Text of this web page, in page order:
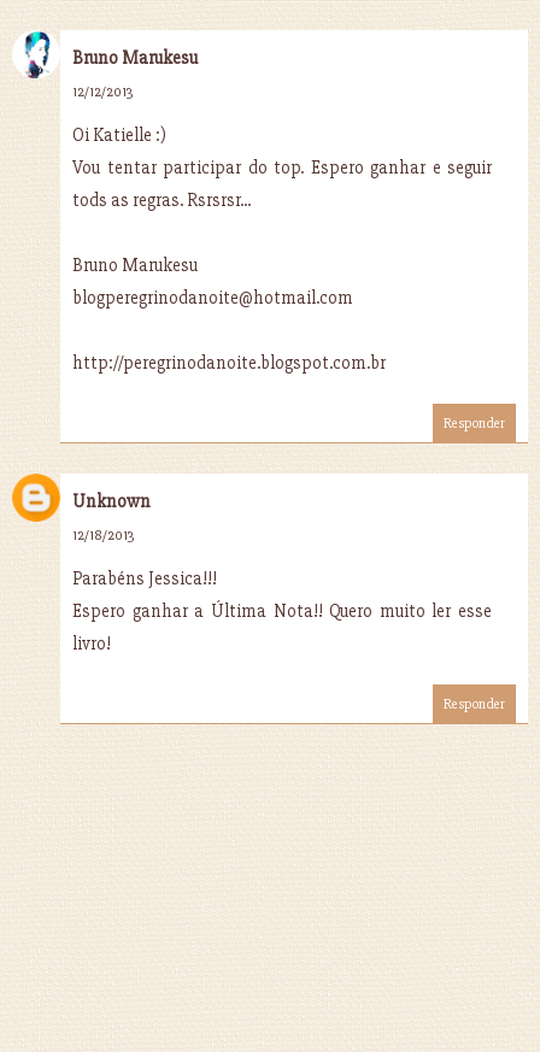
Bruno Marukesu
12/12/2013
Oi Katielle :)
Vou tentar participar do top. Espero ganhar e seguir
tods as regras. Rsrsrsr...
Bruno Marukesu
blogperegrinodanoite@hotmail.com
http://peregrinodanoite.blogspot.com.br
Responder
Unknown
12/18/2013
Parabéns Jessica!!!
Espero ganhar a Última Nota!! Quero muito ler esse
livro!
Responder